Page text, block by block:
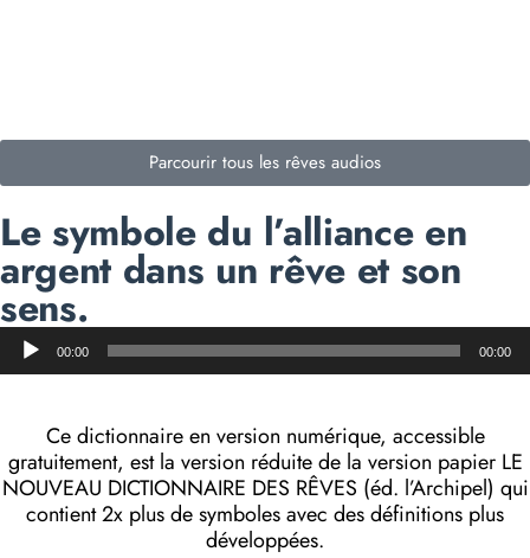
Parcourir tous les rêves audios
Le symbole du l’alliance en
argent dans un rêve et son
sens.
Lecteur
audio00:00 00:00
Ce dictionnaire en version numérique, accessible
gratuitement, est la version réduite de la version papier LE
NOUVEAU DICTIONNAIRE DES RÊVES (éd. l’Archipel) qui
contient 2x plus de symboles avec des définitions plus
développées.